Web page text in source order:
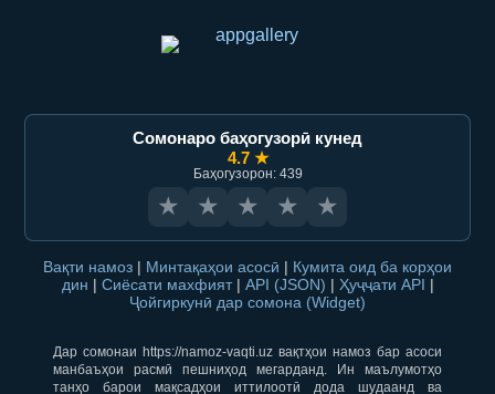
Сомонаро баҳогузорӣ кунед
4.7 ★
Баҳогузорон: 439
★ ★ ★ ★ ★
Вақти намоз | Минтақаҳои асосӣ | Кумита оид ба корҳои
дин | Сиёсати махфият | API (JSON) | Ҳуҷҷати API |
Ҷойгиркунӣ дар сомона (Widget)
Дар сомонаи https://namoz-vaqti.uz вақтҳои намоз бар асоси
манбаъҳои расмӣ пешниҳод мегарданд. Ин маълумотҳо
танҳо барои мақсадҳои иттилоотӣ дода шудаанд ва